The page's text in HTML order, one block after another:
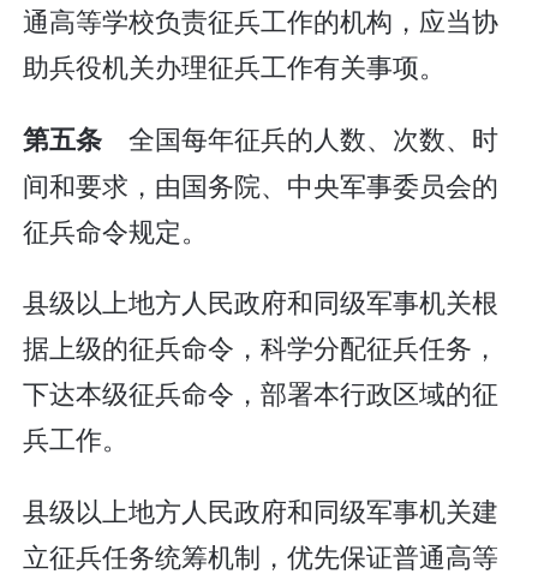
通高等学校负责征兵工作的机构，应当协
助兵役机关办理征兵工作有关事项。
第五条 全国每年征兵的人数、次数、时
间和要求，由国务院、中央军事委员会的
征兵命令规定。
县级以上地方人民政府和同级军事机关根
据上级的征兵命令，科学分配征兵任务，
下达本级征兵命令，部署本行政区域的征
兵工作。
县级以上地方人民政府和同级军事机关建
立征兵任务统筹机制，优先保证普通高等